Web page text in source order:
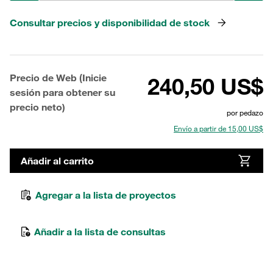
Consultar precios y disponibilidad de stock
Precio de Web (Inicie
sesión para obtener su
precio neto)
240,50 US$
por pedazo
Envío a partir de 15,00 US$
Añadir al carrito
Agregar a la lista de proyectos
Añadir a la lista de consultas